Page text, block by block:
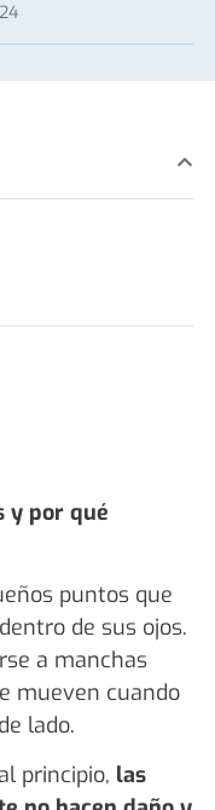
y por qué
puntos que
de sus ojos.
a manchas
mueven cuando
lado.
principio, las